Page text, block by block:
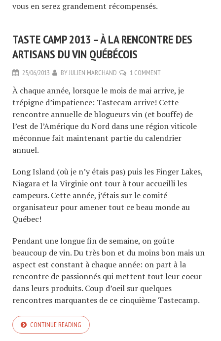
vous en serez grandement récompensés.
TASTE CAMP 2013 – À LA RENCONTRE DES
ARTISANS DU VIN QUÉBÉCOIS
25/06/2013 BYJULIEN MARCHAND 1 COMMENT
À chaque année, lorsque le mois de mai arrive, je
trépigne d’impatience: Tastecam arrive! Cette
rencontre annuelle de blogueurs vin (et bouffe) de
l’est de l’Amérique du Nord dans une région viticole
méconnue fait maintenant partie du calendrier
annuel.
Long Island (où je n’y étais pas) puis les Finger Lakes,
Niagara et la Virginie ont tour à tour accueilli les
campeurs. Cette année, j’étais sur le comité
organisateur pour amener tout ce beau monde au
Québec!
Pendant une longue fin de semaine, on goûte
beaucoup de vin. Du très bon et du moins bon mais un
aspect est constant à chaque année: on part à la
rencontre de passionnés qui mettent tout leur coeur
dans leurs produits. Coup d’oeil sur quelques
rencontres marquantes de ce cinquième Tastecamp.
CONTINUE READING